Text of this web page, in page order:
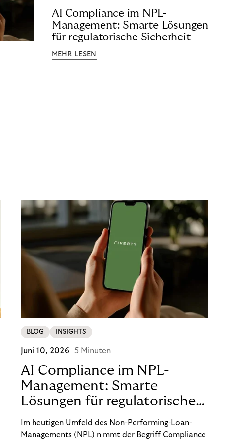
AI Compliance im NPL-
Management: Smarte Lösungen
für regulatorische Sicherheit
MEHR LESEN
BLOG INSIGHTS
Juni 10, 2026 5 Minuten
AI Compliance im NPL-
Management: Smarte
Lösungen für regulatorische
Sicherheit
Im heutigen Umfeld des Non-Performing-Loan-
Managements (NPL) nimmt der Begriff Compliance